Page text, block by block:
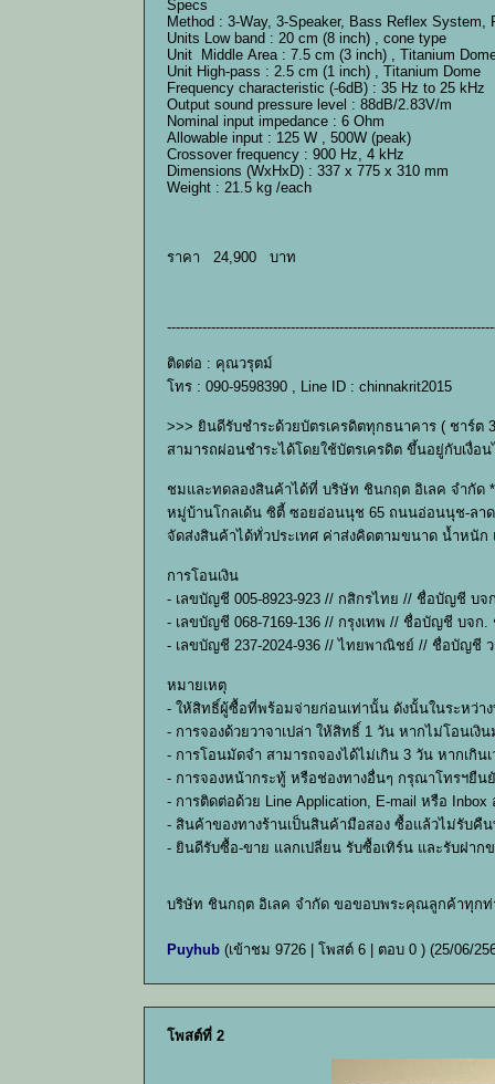
Specs
Method : 3-Way, 3-Speaker, Bass Reflex System,
Units Low band : 20 cm (8 inch) , cone type
Unit Middle Area : 7.5 cm (3 inch) , Titanium
Unit High-pass : 2.5 cm (1 inch) , Titanium Dome
Frequency characteristic (-6dB) : 35 Hz to 25 kHz
Output sound pressure level : 88dB/2.83V/m
Nominal input impedance : 6 Ohm
Allowable input : 125 W , 500W (peak)
Crossover frequency : 900 Hz, 4 kHz
Dimensions (WxHxD) : 337 x 775 x 310 mm
Weight : 21.5 kg /each
ราคา 24,900 บาท
ติดต่อ : คุณวรุตม์
โทร : 090-9598390 , Line ID : chinnakrit2015
>>> ยินดีรับชำระด้วยบัตรเครดิตทุกธนาคาร ( ชาร์ต
สามารถผ่อนชำระได้โดยใช้บัตรเครดิต ขึ้นอยู่กับเงื่อ
ชมและทดลองสินค้าได้ที่ บริษัท ชินกฤต อิเลค จำกัด
หมู่บ้านโกลเด้น ซิตี้ ซอยอ่อนนุช 65 ถนนอ่อนนุช-ลาด
จัดส่งสินค้าได้ทั่วประเทศ ค่าส่งคิดตามขนาด น้ำหนัก
การโอนเงิน
- เลขบัญชี 005-8923-923 // กสิกรไทย // ชื่อบัญชี บจ
- เลขบัญชี 068-7169-136 // กรุงเทพ // ชื่อบัญชี บจก.
- เลขบัญชี 237-2024-936 // ไทยพาณิชย์ // ชื่อบัญชี
หมายเหตุ
- ให้สิทธิ์ผู้ซื้อที่พร้อมจ่ายก่อนเท่านั้น ดังนั้นในระหว่า
- การจองด้วยวาจาเปล่า ให้สิทธิ์ 1 วัน หากไม่โอนเ
- การโอนมัดจำ สามารถจองได้ไม่เกิน 3 วัน หากเกิน
- การจองหน้ากระทู้ หรือช่องทางอื่นๆ กรุณาโทรฯยืน
- การติดต่อด้วย Line Application, E-mail หรือ
- สินค้าของทางร้านเป็นสินค้ามือสอง ซื้อแล้วไม่รับ
- ยินดีรับซื้อ-ขาย แลกเปลี่ยน รับซื้อเทิร์น และรับฝาก
บริษัท ชินกฤต อิเลค จำกัด ขอขอบพระคุณลูกค้าทุก
Puyhub (เข้าชม 9726 | โพสต์ 6 | ตอบ 0 ) (25/06/
โพสต์ที่ 2